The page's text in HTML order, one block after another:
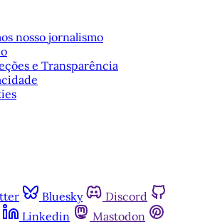
nosso jornalismo
e Transparência
Bluesky
Discord
Linkedin
Mastodon